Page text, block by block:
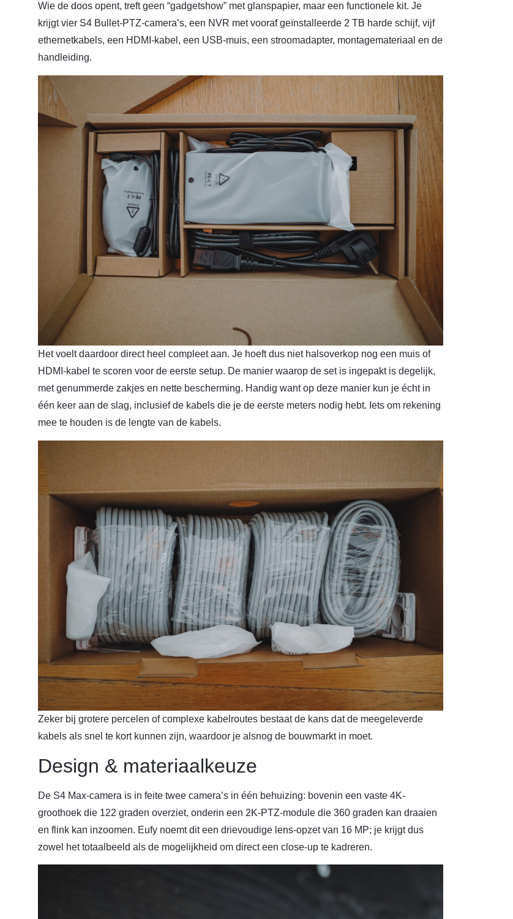
Wie de doos opent, treft geen “gadgetshow” met glanspapier, maar een functionele kit. Je
krijgt vier S4 Bullet-PTZ-camera’s, een NVR met vooraf geïnstalleerde 2 TB harde schijf, vijf
ethernetkabels, een HDMI-kabel, een USB-muis, een stroomadapter, montagemateriaal en de
handleiding.
Het voelt daardoor direct heel compleet aan. Je hoeft dus niet halsoverkop nog een muis of
HDMI-kabel te scoren voor de eerste setup. De manier waarop de set is ingepakt is degelijk,
met genummerde zakjes en nette bescherming. Handig want op deze manier kun je écht in
één keer aan de slag, inclusief de kabels die je de eerste meters nodig hebt. Iets om rekening
mee te houden is de lengte van de kabels.
Zeker bij grotere percelen of complexe kabelroutes bestaat de kans dat de meegeleverde
kabels als snel te kort kunnen zijn, waardoor je alsnog de bouwmarkt in moet.
Design & materiaalkeuze
De S4 Max-camera is in feite twee camera’s in één behuizing: bovenin een vaste 4K-
groothoek die 122 graden overziet, onderin een 2K-PTZ-module die 360 graden kan draaien
en flink kan inzoomen. Eufy noemt dit een drievoudige lens-opzet van 16 MP; je krijgt dus
zowel het totaalbeeld als de mogelijkheid om direct een close-up te kadreren.